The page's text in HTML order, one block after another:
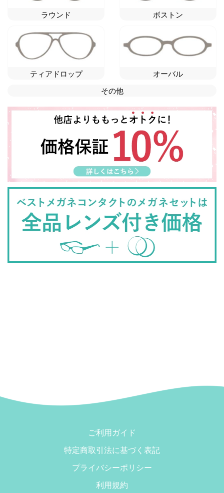
ラウンド ボストン
ティアドロップ
オーバル
その他
ご利用ガイド
特定商取引法に基づく表記
プライバシーポリシー
利用規約